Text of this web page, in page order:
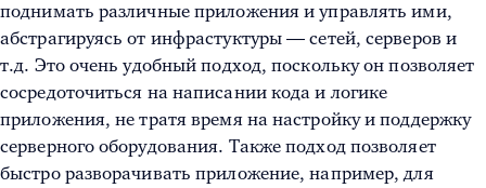
поднимать различные приложения и управлять ими,
абстрагируясь от инфрастуктуры — сетей, серверов и
т.д. Это очень удобный подход, поскольку он позволяет
сосредоточиться на написании кода и логике
приложения, не тратя время на настройку и поддержку
серверного оборудования. Также подход позволяет
быстро разворачивать приложение, например, для